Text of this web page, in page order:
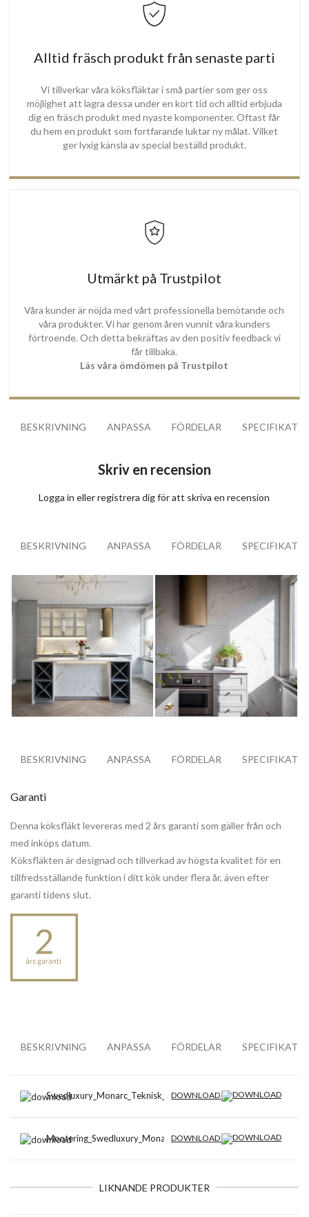
Alltid fräsch produkt från senaste parti
Vi tillverkar våra köksfläktar i små partier som ger oss
möjlighet att lagra dessa under en kort tid och alltid erbjuda
dig en fräsch produkt med nyaste komponenter. Oftast får
du hem en produkt som fortfarande luktar ny målat. Vilket
ger lyxig känsla av special beställd produkt.
Utmärkt på Trustpilot
Våra kunder är nöjda med vårt professionella bemötande och
våra produkter. Vi har genom åren vunnit våra kunders
förtroende. Och detta bekräftas av den positiv feedback vi
får tillbaka.
Läs våra ömdömen på Trustpilot
BESKRIVNING ANPASSA FÖRDELAR
Skriv en recension
Logga in ellerregistrera digför att skriva en recension
BESKRIVNING ANPASSA FÖRDELAR
BESKRIVNING ANPASSA FÖRDELAR
Garanti
Denna köksfläkt levereras med 2 års garanti som gäller från och
med inköps datum.
Köksfläkten är designad och tillverkad av högsta kvalitet för en
tillfredsställande funktion i ditt kök under flera år, även efter
garanti tidens slut.
BESKRIVNING ANPASSA FÖRDELAR
Swedluxury_Monarc_Teknisk_Ritning_2021.pdf
DOWNLOAD
Montering_Swedluxury_Monarc.pdfDOWNLOAD
LIKNANDE PRODUKTER